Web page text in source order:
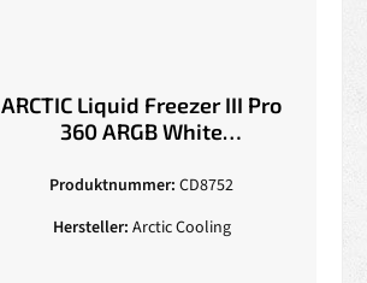
ARCTIC Liquid Freezer III Pro
360 ARGB White
AMD Prozessoren, 3x120mm
Produktnummer: CD8752
Hersteller: Arctic Cooling